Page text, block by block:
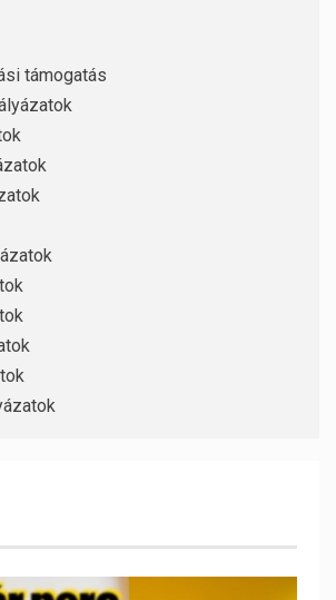
támogatás